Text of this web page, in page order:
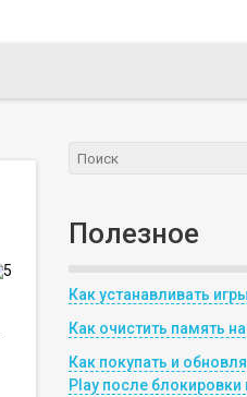
Полезное
Как устанавливать
Как очистить память
Как покупать и
Play после блокировки